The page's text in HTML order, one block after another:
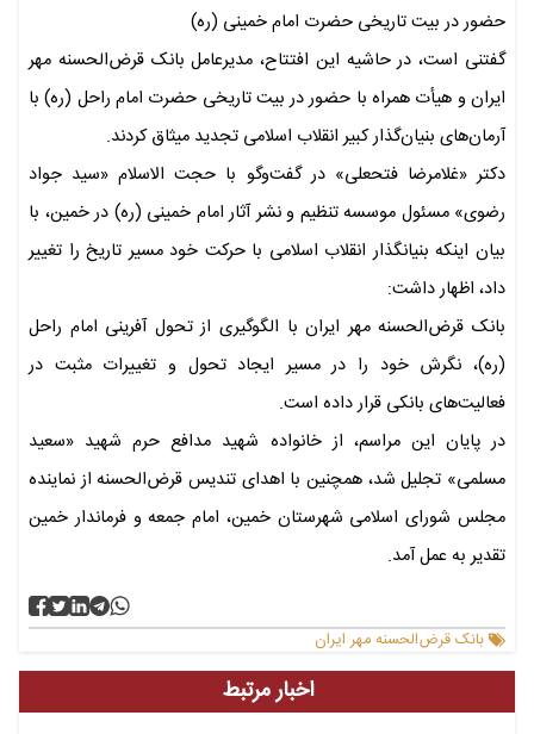
حضور در بیت تاریخی حضرت امام خمینی (ره)
گفتنی است، در حاشیه این افتتاح، مدیرعامل بانک قرض‌الحسنه مهر
ایران و هیأت همراه با حضور در بیت تاریخی حضرت امام راحل (ره) با
آرمان‌های بنیان‌گذار کبیر انقلاب اسلامی تجدید میثاق کردند.
دکتر «غلامرضا فتحعلی» در گفت‌وگو با حجت الاسلام «سید جواد
رضوی» مسئول موسسه تنظیم و نشر آثار امام خمینی (ره) در خمین، با
بیان اینکه بنیانگذار انقلاب اسلامی با حرکت خود مسیر تاریخ را تغییر
داد، اظهار داشت:
بانک قرض‌الحسنه مهر ایران با الگوگیری از تحول آفرینی امام راحل
(ره)، نگرش خود را در مسیر ایجاد تحول و تغییرات مثبت در
فعالیت‌های بانکی قرار داده است.
در پایان این مراسم، از خانواده شهید مدافع حرم شهید «سعید
مسلمی» تجلیل شد، همچنین با اهدای تندیس قرض‌الحسنه از نماینده
مجلس شورای اسلامی شهرستان خمین، امام جمعه و فرماندار خمین
تقدیر به عمل آمد.
بانک قرض‌الحسنه مهر ایران
اخبار مرتبط